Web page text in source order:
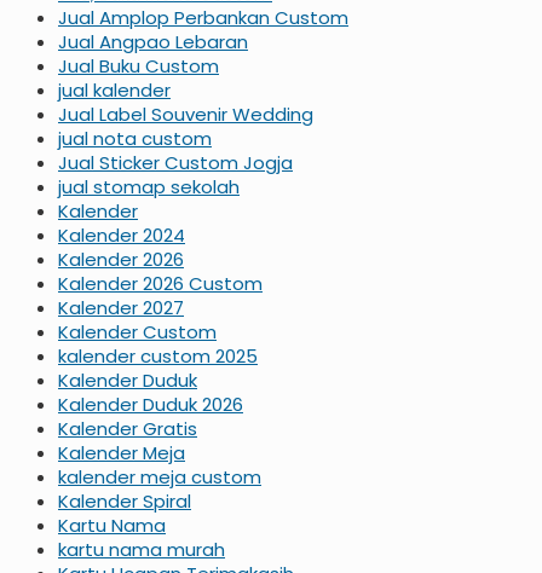
Jual Amplop Perbankan Custom
Jual Angpao Lebaran
Jual Buku Custom
jual kalender
Jual Label Souvenir Wedding
jual nota custom
Jual Sticker Custom Jogja
jual stomap sekolah
Kalender
Kalender 2024
Kalender 2026
Kalender 2026 Custom
Kalender 2027
Kalender Custom
kalender custom 2025
Kalender Duduk
Kalender Duduk 2026
Kalender Gratis
Kalender Meja
kalender meja custom
Kalender Spiral
Kartu Nama
kartu nama murah